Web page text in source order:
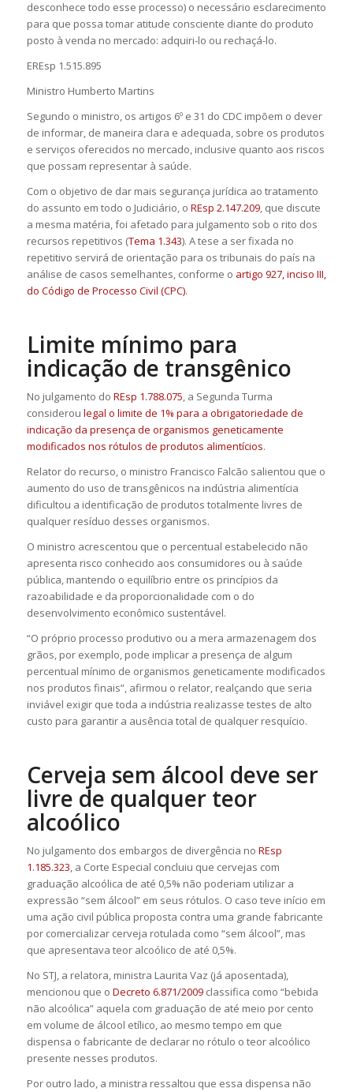
desconhece todo esse processo) o necessário esclarecimento
para que possa tomar atitude consciente diante do produto
posto à venda no mercado: adquiri-lo ou rechaçá-lo.
EREsp 1.515.895
Ministro Humberto Martins
Segundo o ministro, os artigos 6º e 31 do CDC impõem o dever
de informar, de maneira clara e adequada, sobre os produtos
e serviços oferecidos no mercado, inclusive quanto aos riscos
que possam representar à saúde.
Com o objetivo de dar mais segurança jurídica ao tratamento
do assunto em todo o Judiciário, o REsp 2.147.209, que discute
a mesma matéria, foi afetado para julgamento sob o rito dos
recursos repetitivos (Tema 1.343). A tese a ser fixada no
repetitivo servirá de orientação para os tribunais do país na
análise de casos semelhantes, conforme o artigo 927, inciso III,
do Código de Processo Civil (CPC).
Limite mínimo para
indicação de transgênico
No julgamento do REsp 1.788.075, a Segunda Turma
considerou legal o limite de 1% para a obrigatoriedade de
indicação da presença de organismos geneticamente
modificados nos rótulos de produtos alimentícios.
Relator do recurso, o ministro Francisco Falcão salientou que o
aumento do uso de transgênicos na indústria alimentícia
dificultou a identificação de produtos totalmente livres de
qualquer resíduo desses organismos.
O ministro acrescentou que o percentual estabelecido não
apresenta risco conhecido aos consumidores ou à saúde
pública, mantendo o equilíbrio entre os princípios da
razoabilidade e da proporcionalidade com o do
desenvolvimento econômico sustentável.
“O próprio processo produtivo ou a mera armazenagem dos
grãos, por exemplo, pode implicar a presença de algum
percentual mínimo de organismos geneticamente modificados
nos produtos finais”, afirmou o relator, realçando que seria
inviável exigir que toda a indústria realizasse testes de alto
custo para garantir a ausência total de qualquer resquício.
Cerveja sem álcool deve ser
livre de qualquer teor
alcoólico
No julgamento dos embargos de divergência no REsp
1.185.323, a Corte Especial concluiu que cervejas com
graduação alcoólica de até 0,5% não poderiam utilizar a
expressão “sem álcool” em seus rótulos. O caso teve início em
uma ação civil pública proposta contra uma grande fabricante
por comercializar cerveja rotulada como “sem álcool”, mas
que apresentava teor alcoólico de até 0,5%.
No STJ, a relatora, ministra Laurita Vaz (já aposentada),
mencionou que o Decreto 6.871/2009classifica como “bebida
não alcoólica” aquela com graduação de até meio por cento
em volume de álcool etílico, ao mesmo tempo em que
dispensa o fabricante de declarar no rótulo o teor alcoólico
presente nesses produtos.
Por outro lado, a ministra ressaltou que essa dispensa não